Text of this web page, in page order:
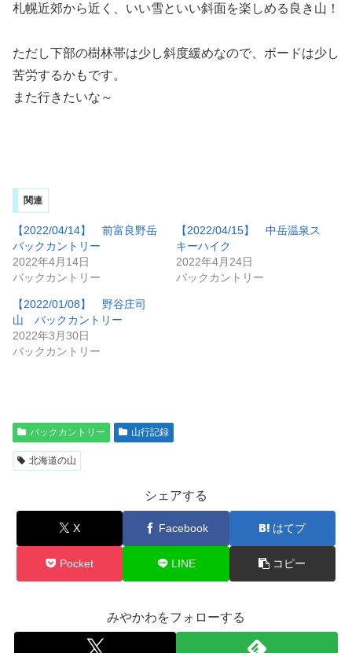
札幌近郊から近く、いい雪といい斜面を楽しめる良き山！
ただし下部の樹林帯は少し斜度緩めなので、ボードは少し
苦労するかもです。
また行きたいな～
関連
【2022/04/14】 前富良野岳
バックカントリー
2022年4月14日
バックカントリー
【2022/04/15】 中岳温泉ス
キーハイク
2022年4月24日
バックカントリー
【2022/01/08】 野谷庄司
山 バックカントリー
2022年3月30日
バックカントリー
バックカントリー 山行記録
北海道の山
シェアする
X Facebook はてブ
Pocket LINE コピー
みやかわをフォローする